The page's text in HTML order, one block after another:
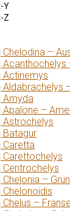
Y
Z
Chelodina –
Actinemys
Aldabrachelys
Amyda
Apalone –
Astrochelys
Batagur
Caretta
Carettochelys
Centrochelys
Chelonia –
Chelonoidis
Chelus –